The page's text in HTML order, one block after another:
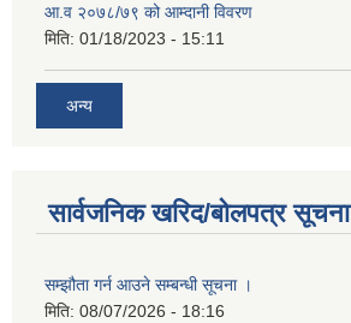
आ.व २०७८/७९ को आम्दानी विवरण
मिति: 01/18/2023 - 15:11
अन्य
सार्वजनिक खरिद/बोलपत्र सूचना
सम्झौता गर्न आउने सम्बन्धी सूचना ।
मिति: 08/07/2026 - 18:16